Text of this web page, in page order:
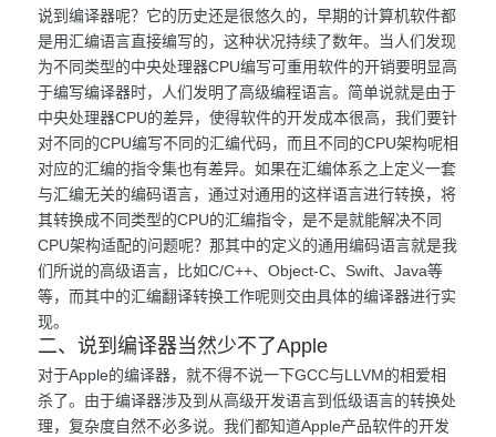
说到编译器呢？它的历史还是很悠久的，早期的计算机软件都
是用汇编语言直接编写的，这种状况持续了数年。当人们发现
为不同类型的中央处理器CPU编写可重用软件的开销要明显高
于编写编译器时，人们发明了高级编程语言。简单说就是由于
中央处理器CPU的差异，使得软件的开发成本很高，我们要针
对不同的CPU编写不同的汇编代码，而且不同的CPU架构呢相
对应的汇编的指令集也有差异。如果在汇编体系之上定义一套
与汇编无关的编码语言，通过对通用的这样语言进行转换，将
其转换成不同类型的CPU的汇编指令，是不是就能解决不同
CPU架构适配的问题呢？那其中的定义的通用编码语言就是我
们所说的高级语言，比如C/C++、Object-C、Swift、Java等
等，而其中的汇编翻译转换工作呢则交由具体的编译器进行实
现。
二、说到编译器当然少不了Apple
对于Apple的编译器，就不得不说一下GCC与LLVM的相爱相
杀了。由于编译器涉及到从高级开发语言到低级语言的转换处
理，复杂度自然不必多说。我们都知道Apple产品软件的开发